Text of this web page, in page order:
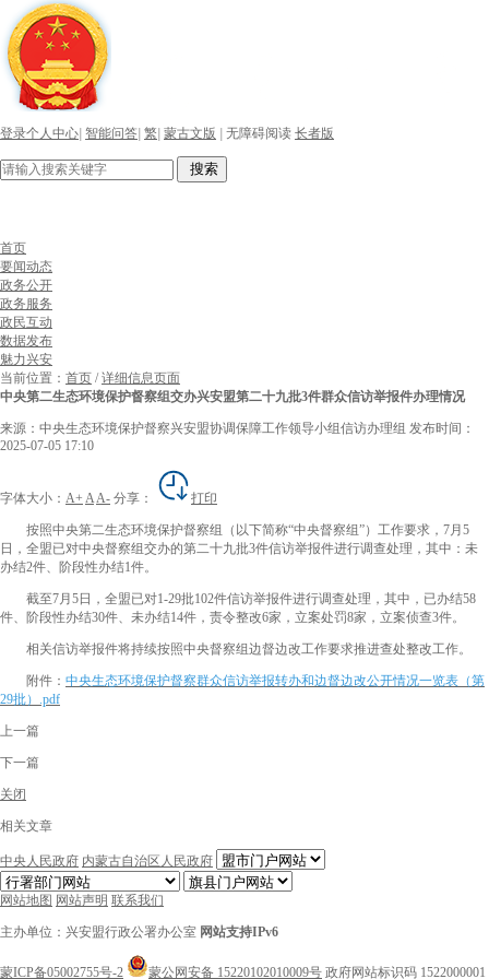
登录个人中心 智能问答 繁 蒙古文版 无障碍阅读 长者版
搜索
首页
要闻动态
政务公开
政务服务
政民互动
数据发布
魅力兴安
当前位置： 首页 /详细信息页面
中央第二生态环境保护督察组交办兴安盟第二十九批3件群众信访举报件办理情况
来源：中央生态环境保护督察兴安盟协调保障工作领导小组信访办理组 发布时间：
2025-07-05 17:10
字体大小： A+ AA- 分享： 打印
按照中央第二生态环境保护督察组 （ 以下简称“中央督察组”） 工作要求， 7月5
日，全盟已对中央督察组交办的第二十九批3件信访举报件进行调查处理， 其中：未
办结2件、阶段性办结1件。
截至7月5日，全盟已对1-29批102件信访举报件进行调查处理，其中，已办结58
件、阶段性办结30件、未办结14件，责令整改6家，立案处罚8家，立案侦查3件。
相关信访举报件将持续按照中央督察组边督边改工作要求推进查处整改工作。
附件： 中央生态环境保护督察群众信访举报转办和边督边改公开情况一览表（第
29批）.pdf
上一篇
下一篇
关闭
相关文章
中央人民政府 内蒙古自治区人民政府
网站地图 网站声明 联系我们
主办单位：兴安盟行政公署办公室 网站支持IPv6
蒙ICP备05002755号-2 蒙公网安备 15220102010009号 政府网站标识码 1522000001